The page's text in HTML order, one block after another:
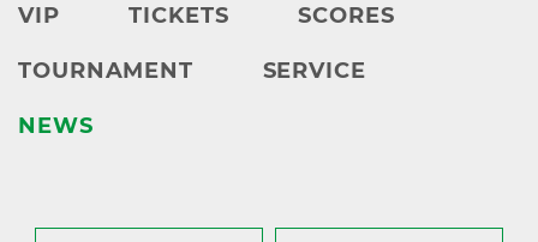
VIP TICKETS SCORES
TOURNAMENT SERVICE
NEWS